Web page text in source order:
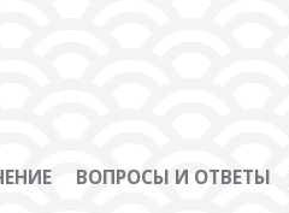
ВОПРОСЫ И ОТВЕТЫ